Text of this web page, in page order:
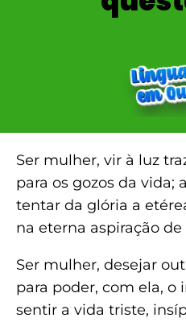
Ser mulher, vir à luz
para os gozos da vida;
tentar da glória a
na eterna aspiração
Ser mulher, desejar
para poder, com ela, o
sentir a vida triste,